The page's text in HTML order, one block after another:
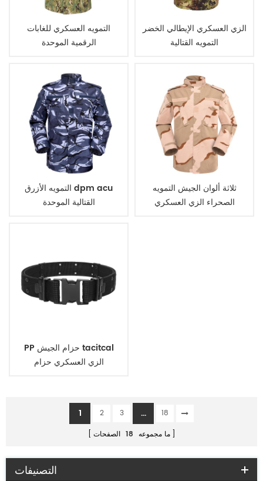
التمويه العسكري للغابات
الرقمية الموحدة
الزي العسكري الإيطالي الخضر
التمويه القتالية
التمويه الأزرق dpm acu
القتالية الموحدة
ثلاثة ألوان الجيش التمويه
الصحراء الزي العسكري
PP حزام الجيش tacitcal
الزي العسكري حزام
1 2 3 ...
18
ما مجموعه 18 الصفحات
التصنيفات